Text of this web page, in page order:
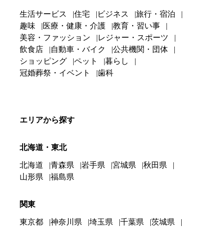
生活サービス 住宅 ビジネス
旅行・宿泊
趣味
医療・健康・介護
教育・習い事
美容・ファッション
レジャー・スポーツ
飲食店
自動車・バイク
公共機関・団体
ショッピング
ペット
暮らし
冠婚葬祭・イベント
歯科
エリアから探す
北海道・東北
北海道 青森県 岩手県 宮城県
秋田県
山形県
福島県
関東
東京都 神奈川県 埼玉県 千葉県
茨城県